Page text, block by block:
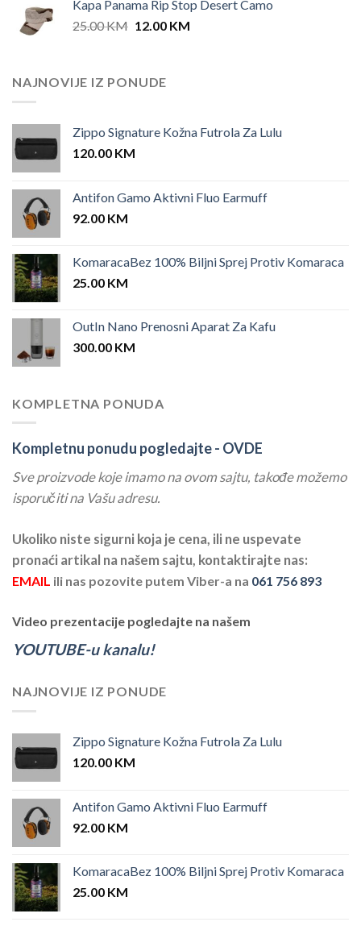
25.00 KM.12.00 KM.
Kapa Panama Rip Stop Desert Camo
25.00KM Original
25.00 KM.
12.00 KMCurrent
NAJNOVIJE IZ PONUDE
Zippo Signature Kožna Futrola Za Lulu
120.00 KM
Antifon Gamo Aktivni Fluo Earmuff
92.00 KM
KomaracaBez 100% Biljni Sprej Protiv Komaraca
25.00 KM
OutIn Nano Prenosni Aparat Za Kafu
300.00 KM
KOMPLETNA PONUDA
Kompletnu ponudu pogledajte - OVDE
Sve proizvode koje imamo na ovom sajtu, takođe možemo
isporučiti na Vašu adresu.
Ukoliko niste sigurni koja je cena, ili ne uspevate
pronaći artikal na našem sajtu, kontaktirajte nas:
EMAIL ili nas pozovite putem Viber-a na 061 756 893
Video prezentacije pogledajte na našem
YOUTUBE-u kanalu!
NAJNOVIJE IZ PONUDE
Zippo Signature Kožna Futrola Za Lulu
120.00 KM
Antifon Gamo Aktivni Fluo Earmuff
92.00 KM
KomaracaBez 100% Biljni Sprej Protiv Komaraca
25.00 KM